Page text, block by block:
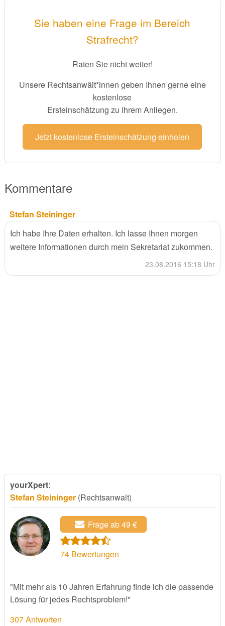
Sie haben eine Frage im Bereich
Strafrecht?
Raten Sie nicht weiter!
Unsere Rechtsanwält*innen geben Ihnen gerne eine
kostenlose
Ersteinschätzung zu Ihrem Anliegen.
Jetzt kostenlose Ersteinschätzung einholen
Kommentare
Stefan Steininger
Ich habe Ihre Daten erhalten. Ich lasse Ihnen morgen
weitere Informationen durch mein Sekretariat zukommen.
23.08.2016 15:18 Uhr
yourXpert:
Stefan Steininger(Rechtsanwalt)
Frage ab 49 €
74Bewertungen
"Mit mehr als 10 Jahren Erfahrung finde ich die passende
Lösung für jedes Rechtsproblem!"
307 Antworten